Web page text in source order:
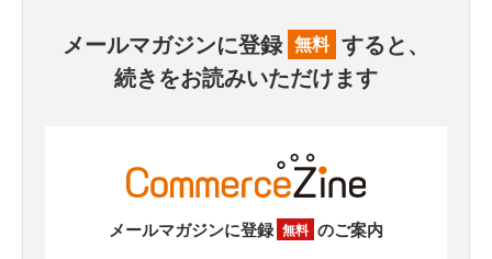
メールマガジンに登録 無料 すると、
続きをお読みいただけます
メールマガジンに登録 無料 のご案内